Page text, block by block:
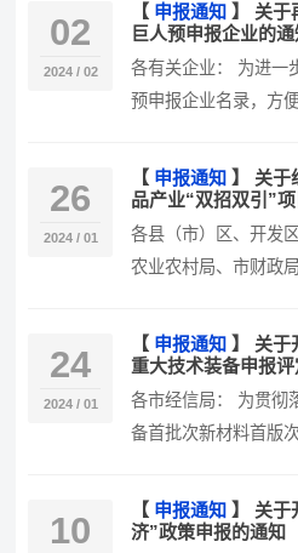
02
2024 / 02
【 申报通知 】 关于
巨人预申报企业的通
各有关企业： 为进一
预申报企业名录，方
26
2024 / 01
【 申报通知 】 关于
品产业“双招双引”
各县（市）区、开发
农业农村局、市财政
24
2024 / 01
【 申报通知 】 关于
重大技术装备申报
各市经信局： 为贯彻
备首批次新材料首版
10 【 申报通知 】 关于
济”政策申报的通知